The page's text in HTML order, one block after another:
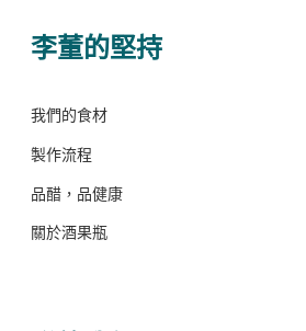
李董的堅持
我們的食材
製作流程
品醋，品健康
關於酒果瓶